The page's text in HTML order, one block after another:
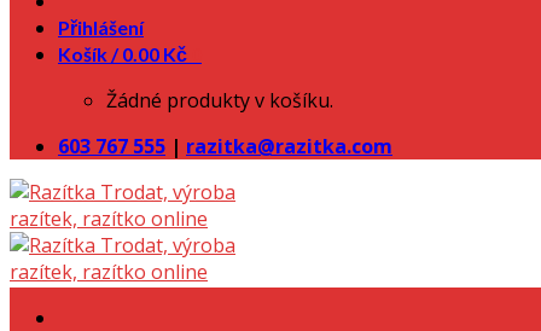
Přihlášení
Košík /0.00 Kč
Žádné produkty v košíku.
603 767 555 | razitka@razitka.com